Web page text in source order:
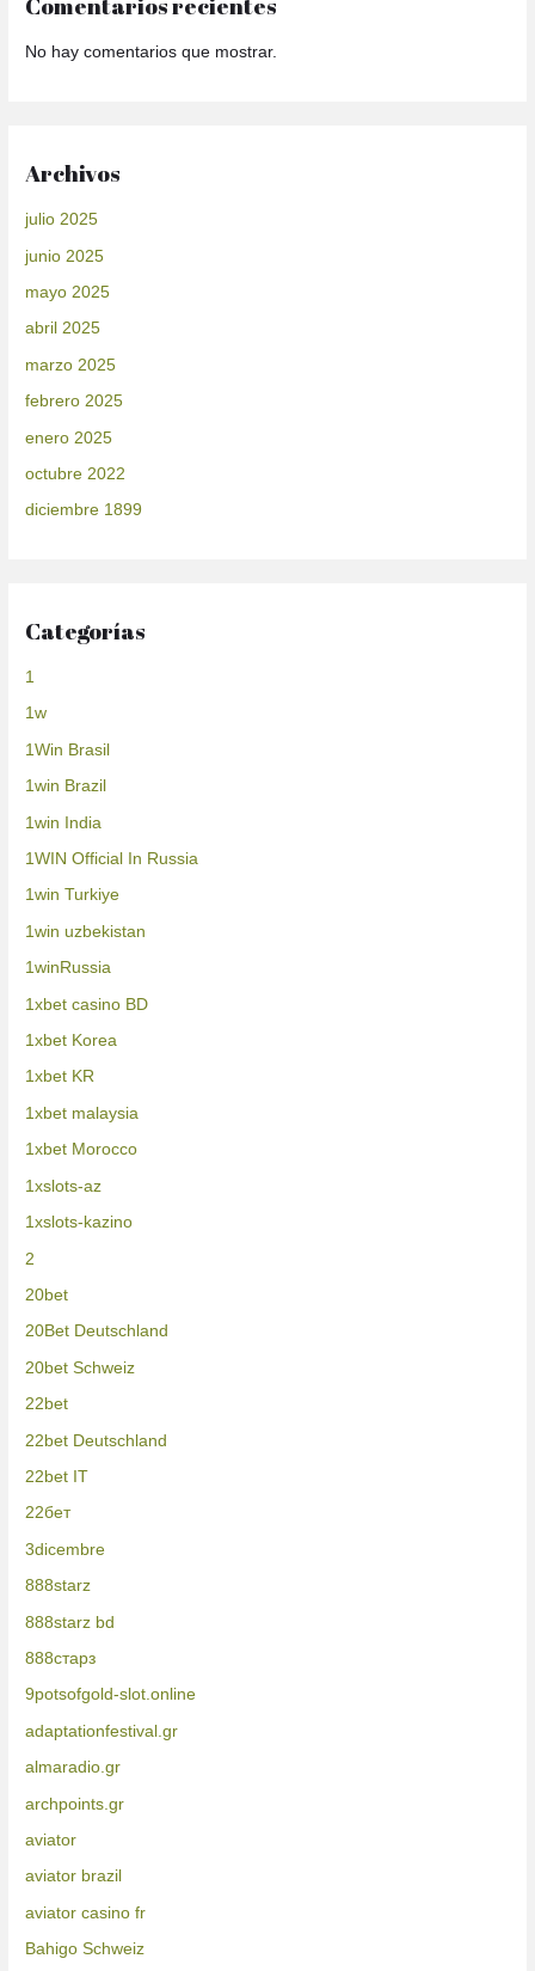
No hay comentarios que mostrar.
Archivos
julio 2025
junio 2025
mayo 2025
abril 2025
marzo 2025
febrero 2025
enero 2025
octubre 2022
diciembre 1899
Categorías
1
1w
1Win Brasil
1win Brazil
1win India
1WIN Official In Russia
1win Turkiye
1win uzbekistan
1winRussia
1xbet casino BD
1xbet Korea
1xbet KR
1xbet malaysia
1xbet Morocco
1xslots-az
1xslots-kazino
2
20bet
20Bet Deutschland
20bet Schweiz
22bet
22bet Deutschland
22bet IT
22бет
3dicembre
888starz
888starz bd
888старз
9potsofgold-slot.online
adaptationfestival.gr
almaradio.gr
archpoints.gr
aviator
aviator brazil
aviator casino fr
Bahigo Schweiz